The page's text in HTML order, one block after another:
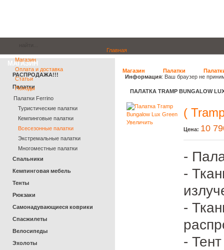
Главная
Магазин
Оплата и доставка
Статьи
Походы
Магазин Палатки
Информация: Ваш браузер не
ПАЛАТКА TRAMP BUNGALOW
Увеличить
(
Цена: 10
-
-
-
-
МАГАЗИН
РАСПРОДАЖА!!!
Палатки
Палатки Ferrino
Туристические палатки
Кемпинговые палатки
Всесезонные палатки
Экстремальные палатки
Многоместные палатки
Спальники
Кемпинговая мебель
Тенты
Рюкзаки
Самонадувающиеся коврики
Спасжилеты
Велосипеды
Эхолоты